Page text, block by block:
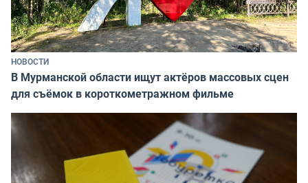
НОВОСТИ
В Мурманской области ищут актёров массовых сцен
для съёмок в короткометражном фильме